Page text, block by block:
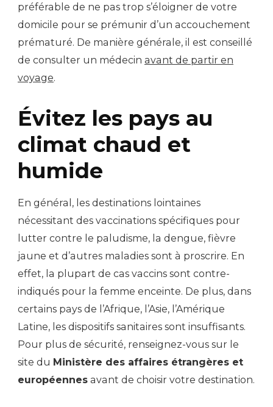
préférable de ne pas trop s’éloigner de votre
domicile pour se prémunir d’un accouchement
prématuré. De manière générale, il est conseillé
de consulter un médecin avant de partir en
voyage.
Évitez les pays au
climat chaud et
humide
En général, les destinations lointaines
nécessitant des vaccinations spécifiques pour
lutter contre le paludisme, la dengue, fièvre
jaune et d’autres maladies sont à proscrire. En
effet, la plupart de cas vaccins sont contre-
indiqués pour la femme enceinte. De plus, dans
certains pays de l’Afrique, l’Asie, l’Amérique
Latine, les dispositifs sanitaires sont insuffisants.
Pour plus de sécurité, renseignez-vous sur le
site du Ministère des affaires étrangères et
européennes avant de choisir votre destination.